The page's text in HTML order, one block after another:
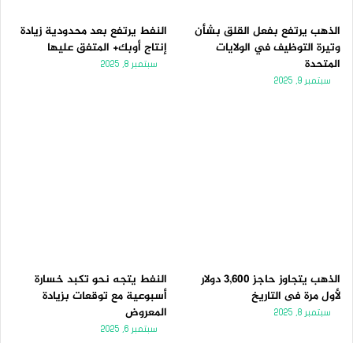
الذهب يرتفع بفعل القلق بشأن
وتيرة التوظيف في الولايات
المتحدة
سبتمبر 9, 2025
النفط يرتفع بعد محدودية زيادة
إنتاج أوبك+ المتفق عليها
سبتمبر 8, 2025
الذهب يتجاوز حاجز 3,600 دولار
لأول مرة فى التاريخ
سبتمبر 8, 2025
النفط يتجه نحو تكبد خسارة
أسبوعية مع توقعات بزيادة
المعروض
سبتمبر 6, 2025